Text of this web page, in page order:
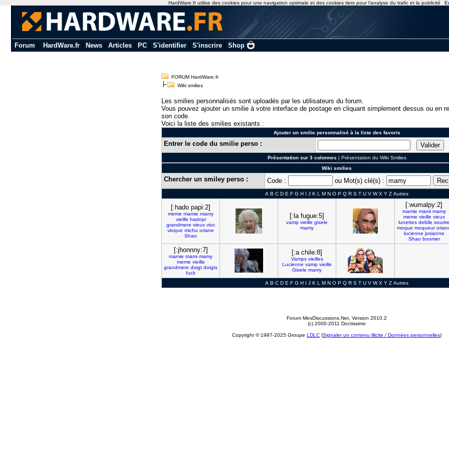
Forum HardWare.fr| News| Articles| PC| S'identifier| S'inscrire| Shop
FORUM HardWare.fr
Wiki smilies
Les smilies personnalisés sont uploadés par les utilisateurs du forum.
Vous pouvez ajouter un smilie à votre interface de postage en cliquant simplement dessus ou en
son code.
Voici la liste des smilies existants :
Ajouter un smilie personnalisé à la liste des favoris
Entrer le code du smilie perso :
Présentation sur 3 colonnes | Présentation du Wiki Smilies
Wiki smilies
Chercher un smiley perso : Code : ou Mot(s) clé(s) :
A B C D E F G H I J K L M N O P Q R S T U V W X Y Z Autres
[:hado papi:2]
meme mamie mamy
vieille hadopi
grandmere vieux vioc
vioque michu oriane
Shao
[:la fugue:5]
vamp vieille gisele
mamy
[:wumalpy:2]
mamie mami mamy
meme vieille vieux
lunettes debile sourire
moque moqueur
lucienne josianne
Shao boomer
[:jhonnny:7]
mamie mami mamy
meme vieille
grandmere doigt doigts
fuck
[:a chile:8]
Vamps vieilles
Lucienne vamp vieille
Gisele mamy
A B C D E F G H I J K L M N O P Q R S T U V W X Y Z Autres
Forum MesDiscussions.Net , Version 2010.2
(c) 2000-2011 Doctissimo
Copyright © 1997-2025 Groupe LDLC (Signaler un contenu illicite / Données personnelles)
HardWare.fr utilise des cookies pour une navigation optimale et des cookies tiers pour l'analyse du trafic et la publicité